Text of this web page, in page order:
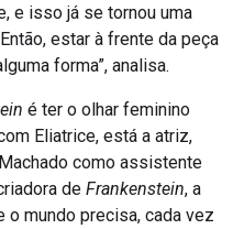
e isso já se tornou uma
estar à frente da peça
forma”, analisa.
é ter o olhar feminino
Eliatrice, está a atriz,
como assistente
de Frankenstein, a
o mundo precisa, cada vez